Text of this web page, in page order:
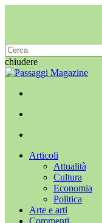
principale
chiudere
Chiudi
Menu
cerca
Menu
Articoli
Attualità
Cultura
Economia
Politica
Arte e arti
Commenti